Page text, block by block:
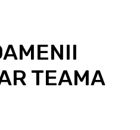
TEAMA